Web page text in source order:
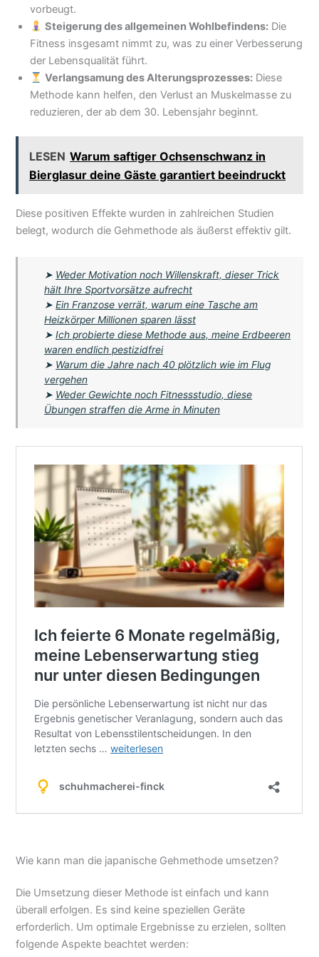
vorbeugt.
Steigerung des allgemeinen Wohlbefindens: Die
Fitness insgesamt nimmt zu, was zu einer Verbesserung
der Lebensqualität führt.
Verlangsamung des Alterungsprozesses: Diese
Methode kann helfen, den Verlust an Muskelmasse zu
reduzieren, der ab dem 30. Lebensjahr beginnt.
LESEN Warum saftiger Ochsenschwanz in
Bierglasur deine Gäste garantiert beeindruckt
Diese positiven Effekte wurden in zahlreichen Studien
belegt, wodurch die Gehmethode als äußerst effektiv gilt.
➤ Weder Motivation noch Willenskraft, dieser Trick
hält Ihre Sportvorsätze aufrecht
➤Ein Franzose verrät, warum eine Tasche am
Heizkörper Millionen sparen lässt
➤Ich probierte diese Methode aus, meine Erdbeeren
waren endlich pestizidfrei
➤ Warum die Jahre nach 40 plötzlich wie im Flug
vergehen
➤ Weder Gewichte noch Fitnessstudio, diese
Übungen straffen die Arme in Minuten
Wie kann man die japanische Gehmethode umsetzen?
Die Umsetzung dieser Methode ist einfach und kann
überall erfolgen. Es sind keine speziellen Geräte
erforderlich. Um optimale Ergebnisse zu erzielen, sollten
folgende Aspekte beachtet werden: